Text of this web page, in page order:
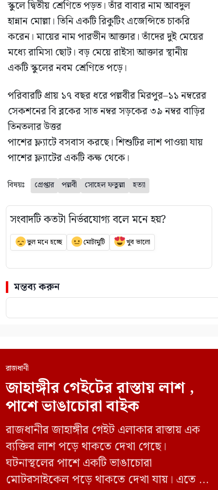
স্কুলে দ্বিতীয় শ্রেণিতে পড়ত। তাঁর বাবার নাম আবদুল
হান্নান মোল্লা। তিনি একটি রিকুটিং এজেন্সিতে চাকরি
করেন। মায়ের নাম পারভীন আক্তার। তাঁদের দুই মেয়ের
মধ্যে রামিসা ছোট। বড় মেয়ে রাইসা আক্তার স্থানীয়
একটি স্কুলের নবম শ্রেণিতে পড়ে।
পরিবারটি প্রায় ১৭ বছর ধরে পল্লবীর মিরপুর–১১ নম্বরের
সেকশনের বি ব্লকের সাত নম্বর সড়কের ৩৯ নম্বর বাড়ির
তিনতলার উত্তর
পাশের ফ্ল্যাটে বসবাস করছে। শিশুটির লাশ পাওয়া যায়
পাশের ফ্ল্যাটের একটি কক্ষ থেকে।
বিষয়ঃ গ্রেপ্তার পল্লবী সোহেল ফতুল্লা হত্যা
সংবাদটি কতটা নির্ভরযোগ্য বলে মনে হয়?
ভুল মনে হচ্ছে মোটামুটি খুব ভালো
মন্তব্য করুন
রাজধানী
জাহাঙ্গীর গেইটের রাস্তায় লাশ ,
পাশে ভাঙাচোরা বাইক
রাজধানীর জাহাঙ্গীর গেইট এলাকার রাস্তায় এক
ব্যক্তির লাশ পড়ে থাকতে দেখা গেছে।
ঘটনাস্থলের পাশে একটি ভাঙাচোরা
মোটরসাইকেল পড়ে থাকতে দেখা যায়। এতে ওই